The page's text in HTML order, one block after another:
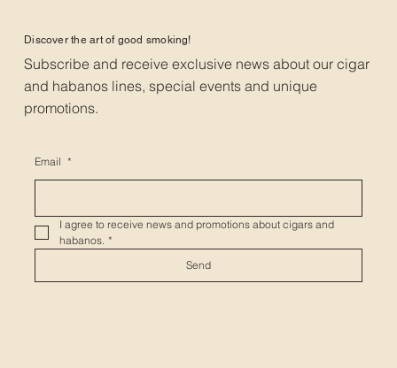
Discover the art of good smoking!
Subscribe and receive exclusive news about our cigar
and habanos lines, special events and unique
promotions.
Email *
I agree to receive news and promotions about cigars and
habanos. *
Send